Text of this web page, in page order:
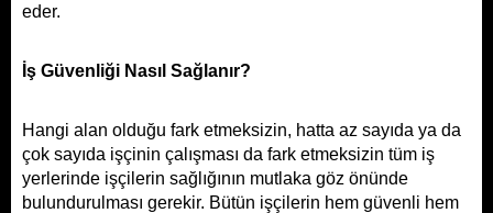
eder.
İş Güvenliği Nasıl Sağlanır?
Hangi alan olduğu fark etmeksizin, hatta az sayıda ya da
çok sayıda işçinin çalışması da fark etmeksizin tüm iş
yerlerinde işçilerin sağlığının mutlaka göz önünde
bulundurulması gerekir. Bütün işçilerin hem güvenli hem